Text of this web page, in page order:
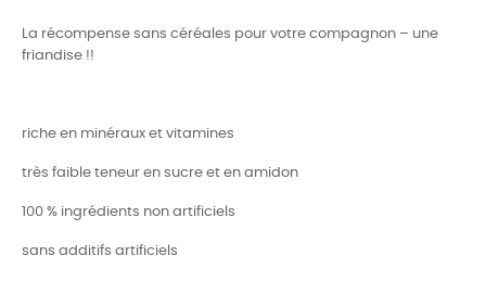
La récompense sans céréales pour votre compagnon – une
friandise !!
riche en minéraux et vitamines
très faible teneur en sucre et en amidon
100 % ingrédients non artificiels
sans additifs artificiels